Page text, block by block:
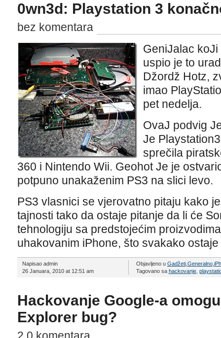
0wn3d: Playstation 3
bez komentara
GeniJalac
uspio je to
Džordž Hotz,
imao
pet nedelja.
OvaJ podvig
Je
sprečila
360 i Nintendo Wii. Geohot Je je
potpuno unakaženim PS3 na slici levo.
PS3 vlasnici se vjerovatno pitaju kako
tajnosti tako da ostaje pitanje da li će
tehnologiju sa predstojećim
uhakovanim iPhone, što svakako
Napisao admin
26 Januara, 2010 at 12:51 am
Objavljeno u Gadžeti, Generalno,
Tagovano sa hackovanje,
Hackovanje Google-a
Explorer bug?